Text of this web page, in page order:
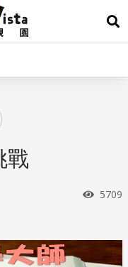
展
戰
瀏覽
5709